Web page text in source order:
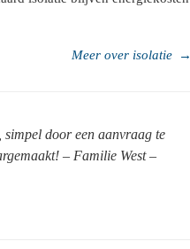
Meer over isolatie →
simpel door een aanvraag te
– Familie West –